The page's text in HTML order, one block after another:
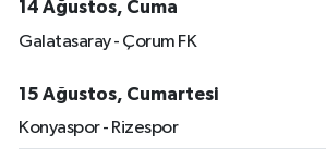
14 Ağustos, Cuma
Galatasaray - Çorum FK
15 Ağustos, Cumartesi
Konyaspor - Rizespor